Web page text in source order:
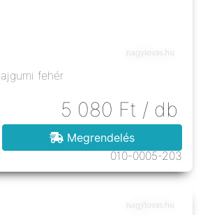
QHP gyöngyös hajgumi fehér
5 080 Ft / db
Megrendelés
010-0005-203